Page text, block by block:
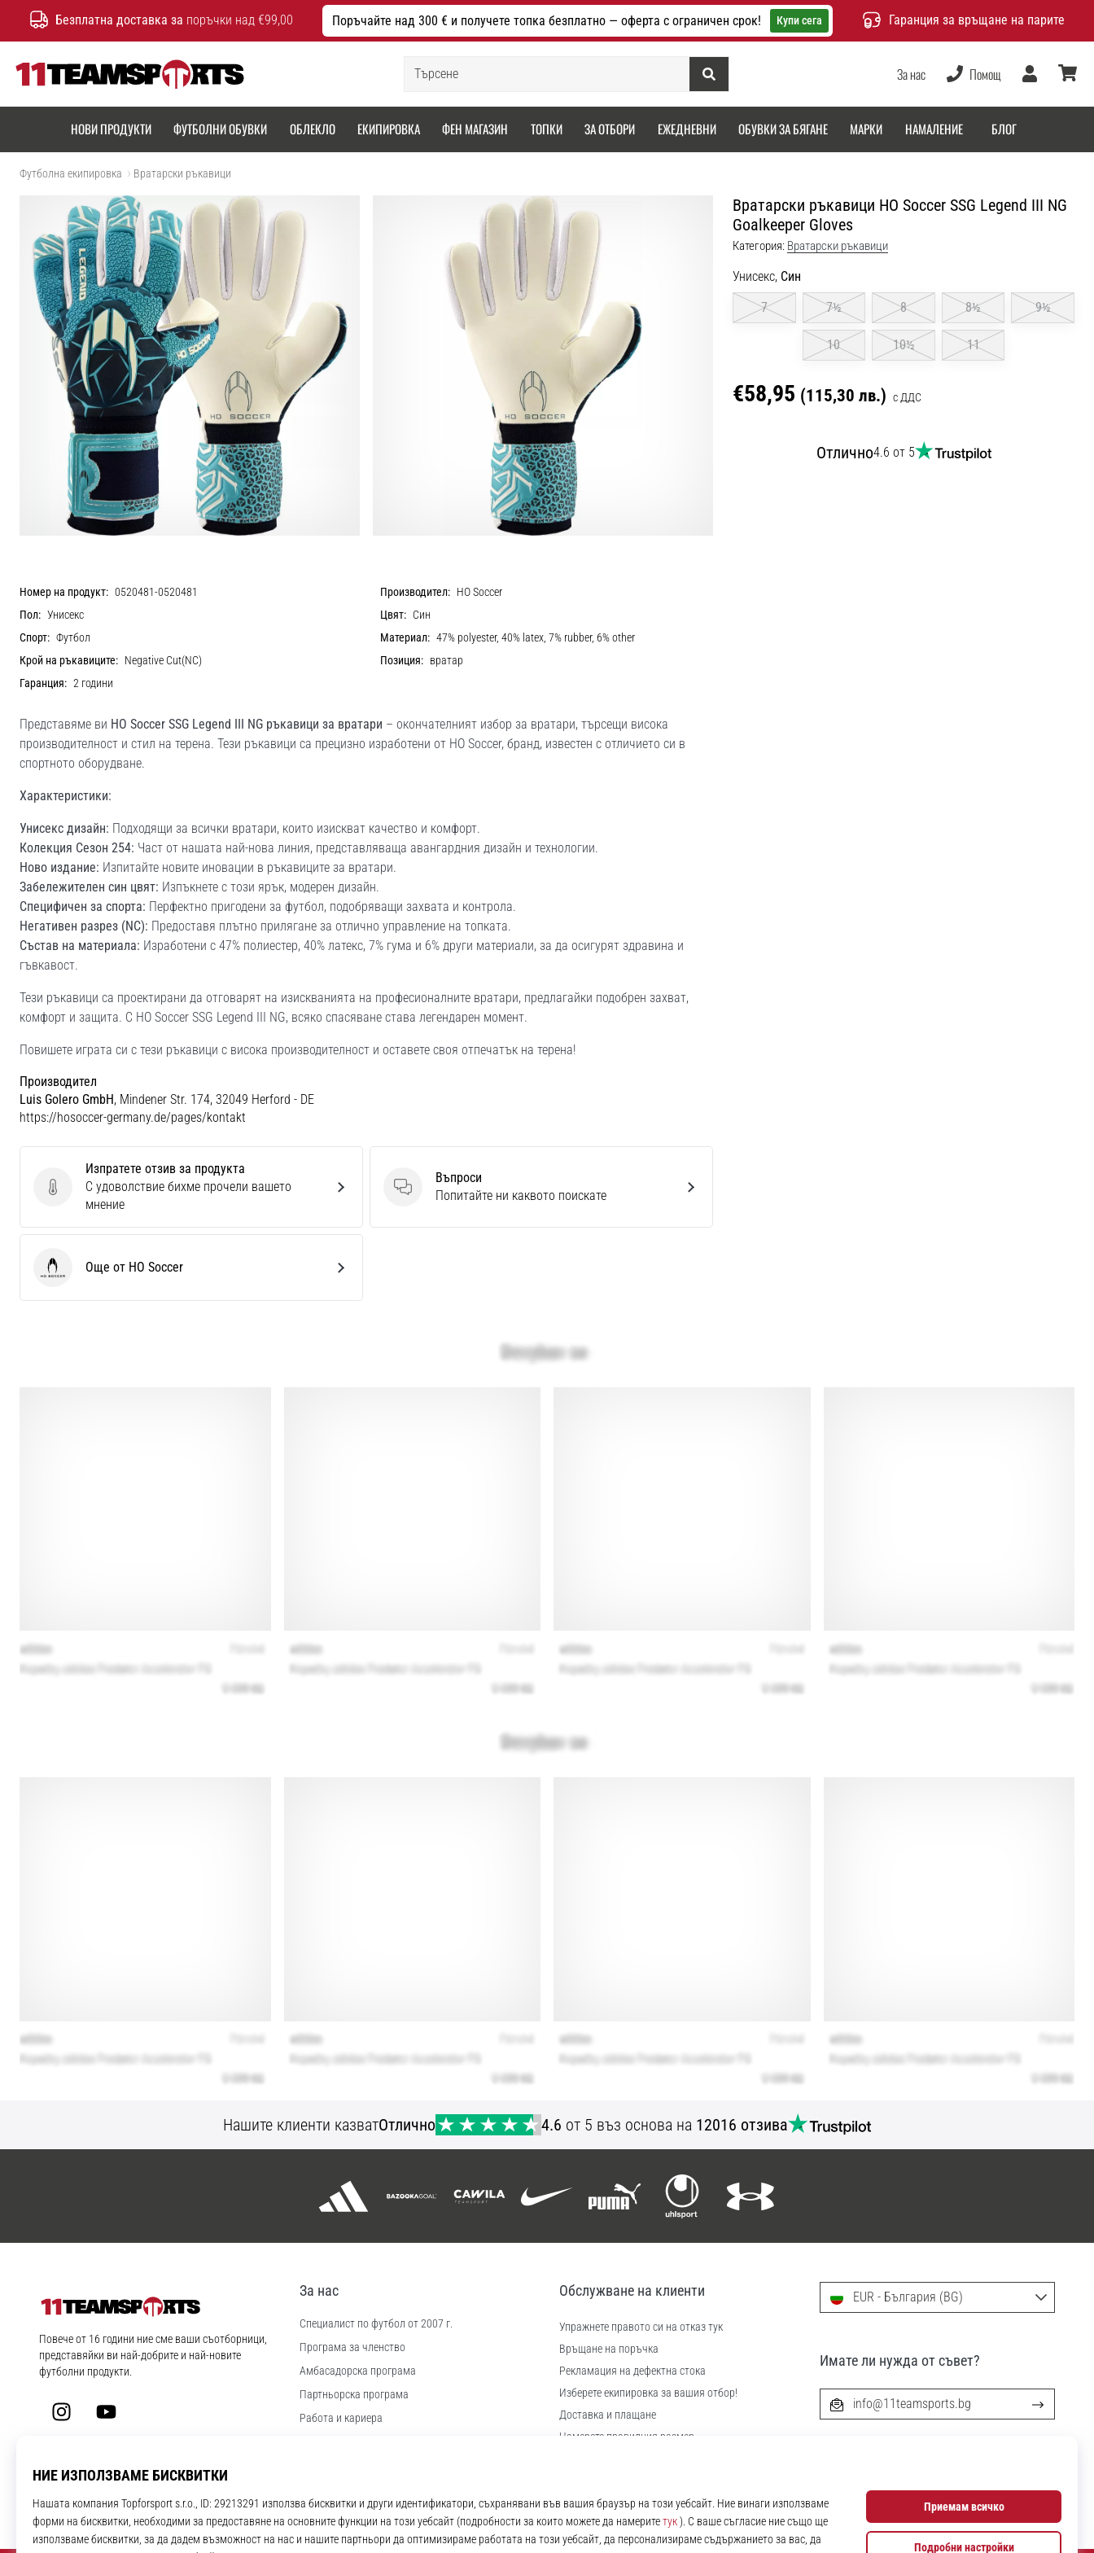
Безплатна доставка за поръчки над €99,00 Поръчайте над 300 € и получете топка безплатно — оферта с ограничен срок! Купи сега Гаранция за връщане на парите
Търсене
За нас Помощ
Потребител
НОВИ ПРОДУКТИ ФУТБОЛНИ ОБУВКИ ОБЛЕКЛО ЕКИПИРОВКА ФЕН МАГАЗИН ТОПКИ ЗА ОТБОРИ ЕЖЕДНЕВНИ ОБУВКИ ЗА БЯГАНЕ МАРКИ НАМАЛЕНИЕ БЛОГ
Футболна екипировка Вратарски ръкавици
Вратарски ръкавици HO Soccer SSG Legend III NG
Goalkeeper Gloves
Категория: Вратарски ръкавици
Унисекс, Син
7
7½ 8 8½ 9½
10 10½ 11
€58,95 (115,30 лв.) с ДДС
Отлично4.6 от 5
Номер на продукт: 0520481-0520481 Производител: HO Soccer
Пол: Унисекс Цвят: Син
Спорт: Футбол Материал: 47% polyester, 40% latex, 7% rubber, 6% other
Крой на ръкавиците: Negative Cut(NC) Позиция: вратар
Гаранция: 2 години
Представяме ви HO Soccer SSG Legend III NG ръкавици за вратари – окончателният избор за вратари, търсещи висока
производителност и стил на терена. Тези ръкавици са прецизно изработени от HO Soccer, бранд, известен с отличието си в
спортното оборудване.
Характеристики:
Унисекс дизайн: Подходящи за всички вратари, които изискват качество и комфорт.
Колекция Сезон 254: Част от нашата най-нова линия, представляваща авангардния дизайн и технологии.
Ново издание: Изпитайте новите иновации в ръкавиците за вратари.
Забележителен син цвят: Изпъкнете с този ярък, модерен дизайн.
Специфичен за спорта: Перфектно пригодени за футбол, подобряващи захвата и контрола.
Негативен разрез (NC): Предоставя плътно прилягане за отлично управление на топката.
Състав на материала: Изработени с 47% полиестер, 40% латекс, 7% гума и 6% други материали, за да осигурят здравина и
гъвкавост.
Тези ръкавици са проектирани да отговарят на изискванията на професионалните вратари, предлагайки подобрен захват,
комфорт и защита. С HO Soccer SSG Legend III NG, всяко спасяване става легендарен момент.
Повишете играта си с тези ръкавици с висока производителност и оставете своя отпечатък на терена!
Производител
Luis Golero GmbH, Mindener Str. 174, 32049 Herford - DE
https://hosoccer-germany.de/pages/kontakt
Изпратете отзив за продукта
Изпратете отзив за продукта
С удоволствие бихме прочели вашето
мнение
Въпроси
Въпроси
Попитайте ни каквото поискате
HO SoccerОще от HO Soccer
Нашите клиенти казватОтлично 4.6 от 5 въз основа на 12016 отзива
11teamsports.bg
Повече от 16 години ние сме ваши съотборници,
представяйки ви най-добрите и най-новите
футболни продукти.
InstagramYouTube
За нас
Специалист по футбол от 2007 г.
Програма за членство
Aмбасадорска програма
Партньорска програма
Работа и кариера
Обслужване на клиенти
Упражнете правото си на отказ тук
Връщане на поръчка
Рекламация на дефектна стока
Изберете екипировка за вашия отбор!
Доставка и плащане
Намерете правилния размер
Политика за поверителност
EUR - България (BG)
Имате ли нужда от съвет?
info@11teamsports.bg